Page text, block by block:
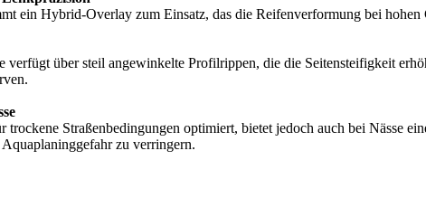
ein Hybrid-Overlay zum Einsatz, das die Reifenverformung bei
verfügt über steil angewinkelte Profilrippen, die die Seitensteifigkeit
Straßenbedingungen optimiert, bietet jedoch auch bei Nässe
zu verringern.